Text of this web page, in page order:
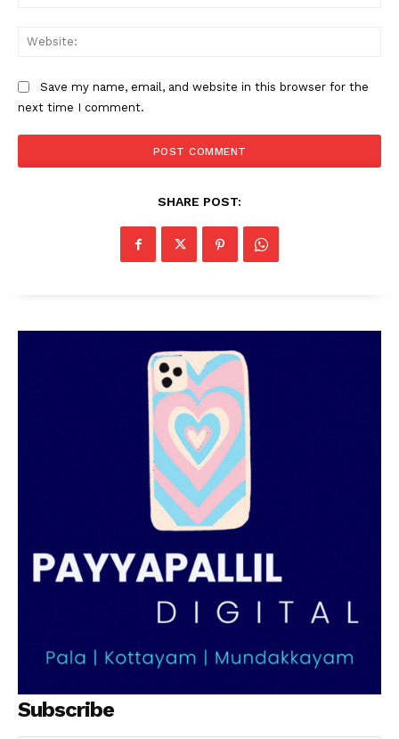
PALA VISION
About
Contact us
Grievance Redressal
Save my name, email, and website in this browser for the
next time I comment.
SHARE POST:
Subscribe